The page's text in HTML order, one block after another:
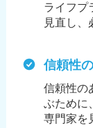
ライフプ
見直し、
信頼性
信頼性の
ぶために、
専門家を